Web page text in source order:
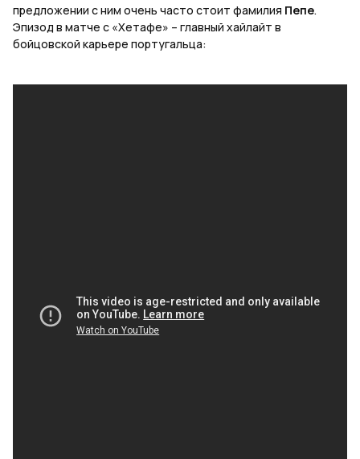
предложении с ним очень часто стоит фамилия Пепе.
Эпизод в матче с «Хетафе» – главный хайлайт в
бойцовской карьере португальца: